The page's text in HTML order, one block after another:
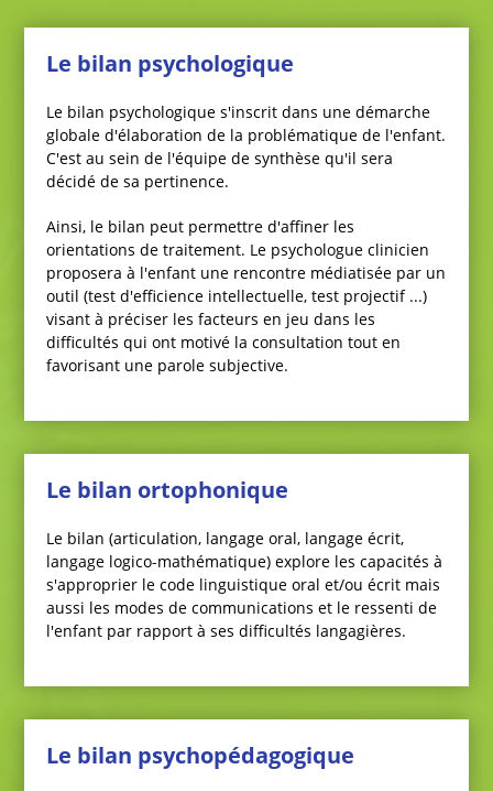
Le bilan psychologique
Le bilan psychologique s'inscrit dans une démarche
globale d'élaboration de la problématique de l'enfant.
C'est au sein de l'équipe de synthèse qu'il sera
décidé de sa pertinence.
Ainsi, le bilan peut permettre d'affiner les
orientations de traitement. Le psychologue clinicien
proposera à l'enfant une rencontre médiatisée par un
outil (test d'efficience intellectuelle, test projectif ...)
visant à préciser les facteurs en jeu dans les
difficultés qui ont motivé la consultation tout en
favorisant une parole subjective.
Le bilan ortophonique
Le bilan (articulation, langage oral, langage écrit,
langage logico-mathématique) explore les capacités à
s'approprier le code linguistique oral et/ou écrit mais
aussi les modes de communications et le ressenti de
l'enfant par rapport à ses difficultés langagières.
Le bilan psychopédagogique